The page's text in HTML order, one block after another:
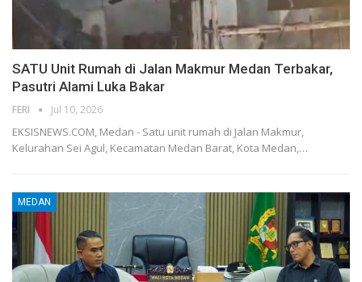
SATU Unit Rumah di Jalan Makmur Medan Terbakar,
Pasutri Alami Luka Bakar
FERI Jul 10, 2026
EKSISNEWS.COM, Medan - Satu unit rumah di Jalan Makmur,
Kelurahan Sei Agul, Kecamatan Medan Barat, Kota Medan,…
MEDAN